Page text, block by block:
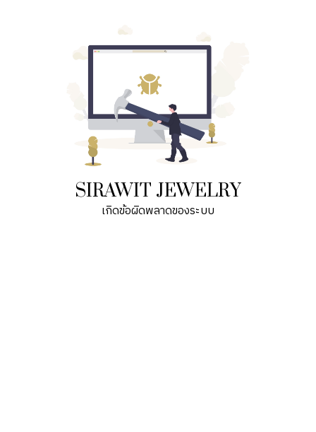
SIRAWIT JEWELRY
เกิดข้อผิดพลาดของระบบ